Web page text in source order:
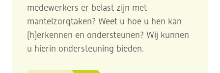
medewerkers er belast zijn met
mantelzorgtaken? Weet u hoe u hen kan
(h)erkennen en ondersteunen? Wij kunnen
u hierin ondersteuning bieden.